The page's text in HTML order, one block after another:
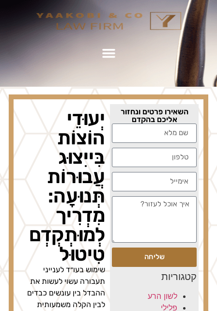
השאירו פרטים ונחזור
אליכם בהקדם
לשון הרע
יְעוּדֵי
הוֹצוֹת
בִּייִצוּג
עֲבוּרוֹת
תְּנוּעָה:
מִדְרִיך
לְמוּתְקְדְם
טִיטוּל
שימוש בעו״ד לענייני
תעבורה עשוי לעשות את
ההבדל בין עונשים כבדים
לבין הקלה משמעותית